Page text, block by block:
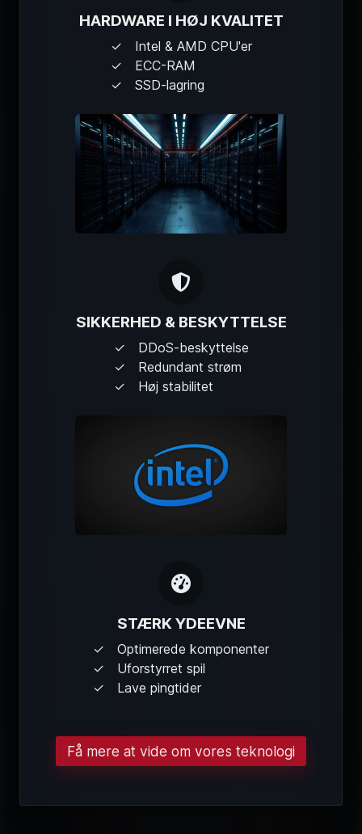
HARDWARE I HØJ KVALITET
Intel & AMD CPU'er
ECC-RAM
SSD-lagring
SIKKERHED & BESKYTTELSE
DDoS-beskyttelse
Redundant strøm
Høj stabilitet
STÆRK YDEEVNE
Optimerede komponenter
Uforstyrret spil
Lave pingtider
Få mere at vide om vores teknologi